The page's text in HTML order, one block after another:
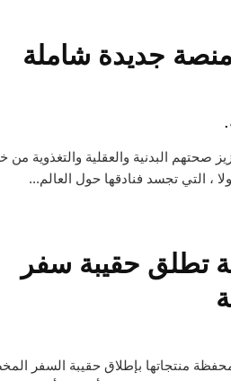
منصة جديدة شاملة
صحتهم البدنية والعقلية والتغذوية من
، التي تجسد فنادقها حول العالم...
تطلق حقيبة سفر
منتجاتها بإطلاق حقيبة السفر